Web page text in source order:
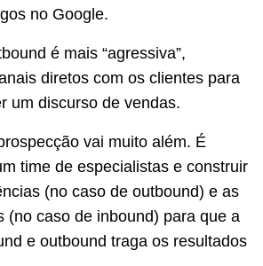
no Google.
é mais “agressiva”,
diretos com os clientes para
um discurso de vendas.
vai muito além. É
time de especialistas e construir
(no caso de outbound) e as
(no caso de inbound) para que a
e outbound traga os resultados